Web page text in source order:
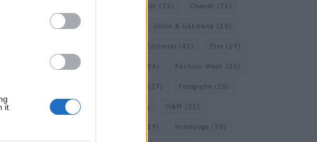
it
Cartier (25) Chanel (73)
COS (21) Dolce & Gabbana (18)
Editorial (42) Etro (19)
Falke (36) (104) Fashion Week (20)
(27) Fotografie (20)
Gucci (72) (17) H&M (21)
(19) homepage (70)